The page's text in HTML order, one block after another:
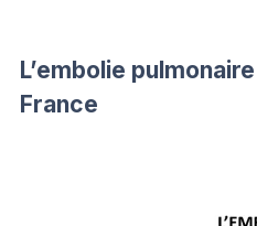
L’embolie
France